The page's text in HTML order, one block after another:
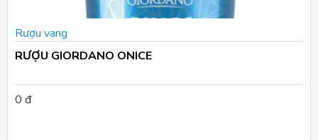
Rượu vang
RƯỢU GIORDANO ONICE
0 đ